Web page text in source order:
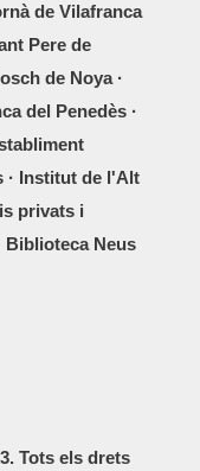
de Vilafranca
Pere de
de Noya ·
del Penedès ·
· Institut de l'Alt
privats i
Biblioteca Neus
Tots els drets